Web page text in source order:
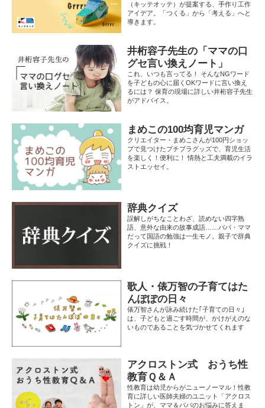
（キッテオッテ）が提案する、手作り工作
アイデア。「つくる」から「考える」へと
導きます。
井桁容子先生の「ママの口
グセ言い換えノート」
これ、いつも言ってる！ そんなNGワード
を子どもの心に届くOKワードに言い換え
るには？ 保育の現場に詳しい井桁容子先生
がアドバイス。
まめこの100均育児マンガ
クリエイター・まめこさんが100円ショッ
プで見つけたプチプラグッズで、育児生活
を楽しく！便利に！ 情熱と工夫満載のイラ
ストエッセイ。
辞典クイズ
誤解しがちなことわざ、読めない四字熟
語、意外な由来の故事成語……パパ・ママ
だって国語の勉強は一生モノ。親子で辞典
クイズに挑戦！
歌人・俵万智の子育てはた
んぽぽの日々
俵万智さんが詠み続けた｢子育ての日々｣
は、子どもと過ごす時間が、かけがえのな
いものであることを気づかせてくれます
アクロストン式 おうち性
教育Ｑ＆Ａ
性教育は幼児からがニューノーマル！性教
育に詳しい医師夫婦のユニット「アクロス
トン」が、ママ＆パパのお悩みに答えま